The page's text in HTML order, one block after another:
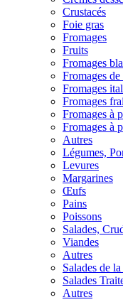
Crustacés
Foie gras
Fromages
Fruits
Fromages
Fromages
Fromages
Fromages
Fromages à
Fromages à
Autres
Légumes,
Levures
Margarines
Œufs
Pains
Poissons
Salades,
Viandes
Autres
Salades de
Salades
Autres